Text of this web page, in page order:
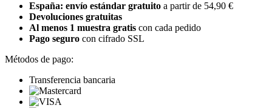
España: envío estándar gratuito a partir de 54,90 €
Devoluciones gratuitas
Al menos 1 muestra gratis con cada pedido
Pago seguro con cifrado SSL
Métodos de pago:
Transferencia bancaria